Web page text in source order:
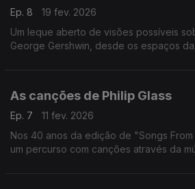
Ep. 8
19 fev. 2026
Um leque aberto de visões possíveis
George Gershwin, desde os espaços
As canções de Philip Glass
Ep. 7
11 fev. 2026
Nos 40 anos da edição de "Songs
um percurso com canções através da